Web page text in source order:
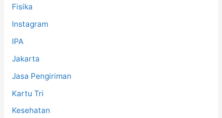
Fisika
Instagram
IPA
Jakarta
Jasa Pengiriman
Kartu Tri
Kesehatan